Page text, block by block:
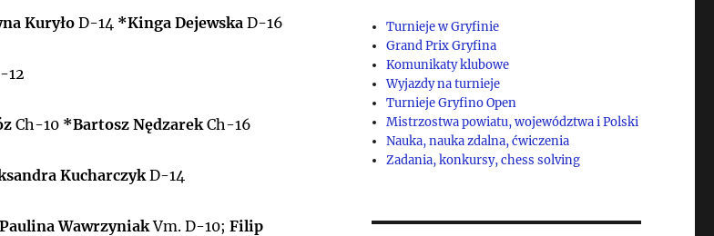
KuryłoD-14 *Kinga DejewskaD-16
12
Ch-10 *Bartosz NędzarekCh-16
KucharczykD-14
Paulina WawrzyniakVm. D-10; Filip
Turnieje w Gryfinie
Grand Prix Gryfina
Komunikaty klubowe
Wyjazdy na turnieje
Turnieje Gryfino Open
Mistrzostwa powiatu, województwa i Polski
Nauka, nauka zdalna, ćwiczenia
Zadania, konkursy, chess solving